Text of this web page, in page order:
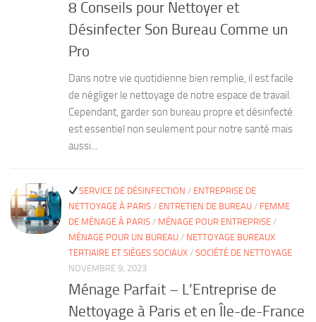
8 Conseils pour Nettoyer et
Désinfecter Son Bureau Comme un
Pro
Dans notre vie quotidienne bien remplie, il est facile
de négliger le nettoyage de notre espace de travail.
Cependant, garder son bureau propre et désinfecté
est essentiel non seulement pour notre santé mais
aussi...
SERVICE DE DÉSINFECTION / ENTREPRISE DE
NETTOYAGE À PARIS / ENTRETIEN DE BUREAU / FEMME
DE MÉNAGE À PARIS / MÉNAGE POUR ENTREPRISE /
MÉNAGE POUR UN BUREAU / NETTOYAGE BUREAUX
TERTIAIRE ET SIÈGES SOCIAUX / SOCIÉTÉ DE NETTOYAGE
NOVEMBRE 9, 2023
Ménage Parfait – L’Entreprise de
Nettoyage à Paris et en Île-de-France